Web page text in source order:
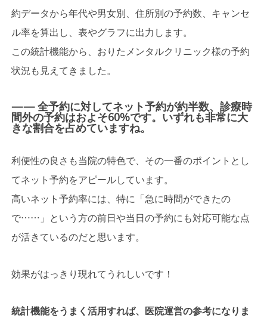
約データから年代や男女別、住所別の予約数、キャンセ
ル率を算出し、表やグラフに出力します。
この統計機能から、おりたメンタルクリニック様の予約
状況も見えてきました。
—— 全予約に対してネット予約が約半数、診療時
間外の予約はおよそ60%です。いずれも非常に大
きな割合を占めていますね。
利便性の良さも当院の特色で、その一番のポイントとし
てネット予約をアピールしています。
高いネット予約率には、特に「急に時間ができたの
で……」という方の前日や当日の予約にも対応可能な点
が活きているのだと思います。
効果がはっきり現れてうれしいです！
統計機能をうまく活用すれば、医院運営の参考になりま